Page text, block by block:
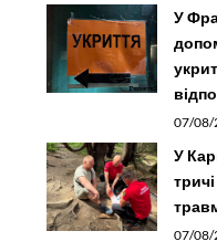
У
07/08/
У
07/08/